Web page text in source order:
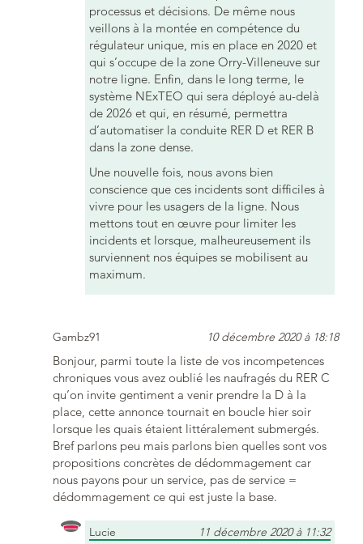
processus et décisions. De même nous
veillons à la montée en compétence du
régulateur unique, mis en place en 2020 et
qui s’occupe de la zone Orry-Villeneuve sur
notre ligne. Enfin, dans le long terme, le
système NExTEO qui sera déployé au-delà
de 2026 et qui, en résumé, permettra
d’automatiser la conduite RER D et RER B
dans la zone dense.
Une nouvelle fois, nous avons bien
conscience que ces incidents sont difficiles à
vivre pour les usagers de la ligne. Nous
mettons tout en œuvre pour limiter les
incidents et lorsque, malheureusement ils
surviennent nos équipes se mobilisent au
maximum.
Gambz91 10 décembre 2020 à 18:18
Bonjour, parmi toute la liste de vos incompetences
chroniques vous avez oublié les naufragés du RER C
qu’on invite gentiment a venir prendre la D à la
place, cette annonce tournait en boucle hier soir
lorsque les quais étaient littéralement submergés.
Bref parlons peu mais parlons bien quelles sont vos
propositions concrètes de dédommagement car
nous payons pour un service, pas de service =
dédommagement ce qui est juste la base.
Lucie 11 décembre 2020 à 11:32